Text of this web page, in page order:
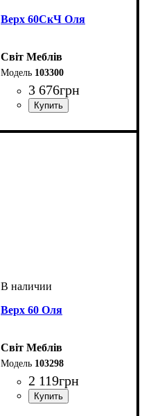
Верх 60СкЧ Оля
Світ Меблів
103300
3 676грн
Верх 60 Оля
Світ Меблів
103298
2 119грн